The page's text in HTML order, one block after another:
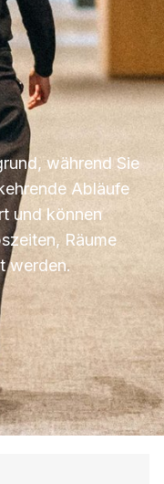
während Sie
Abläufe
und können
Räume
werden.